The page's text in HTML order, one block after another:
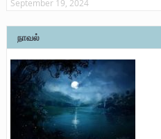
September 19, 2024
நாவல்